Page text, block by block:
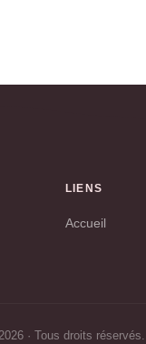
LIENS
Accueil
· Tous droits réservés.